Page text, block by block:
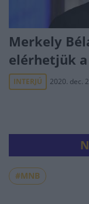
Merkely
elérhetjük
INTERJÚ 2020. dec.
#MNB